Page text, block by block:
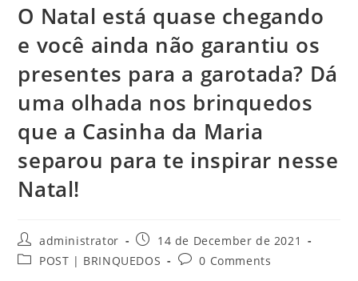
O Natal está quase chegando
e você ainda não garantiu os
presentes para a garotada? Dá
uma olhada nos brinquedos
que a Casinha da Maria
separou para te inspirar nesse
Natal!
Post
author:
administrator
Post
published:
14 de December de 2021
PostPOST | BRINQUEDOS
Post0 Comments